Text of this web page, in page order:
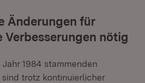
Änderungen für
Verbesserungen nötig
1984 stammenden
trotz kontinuierlicher